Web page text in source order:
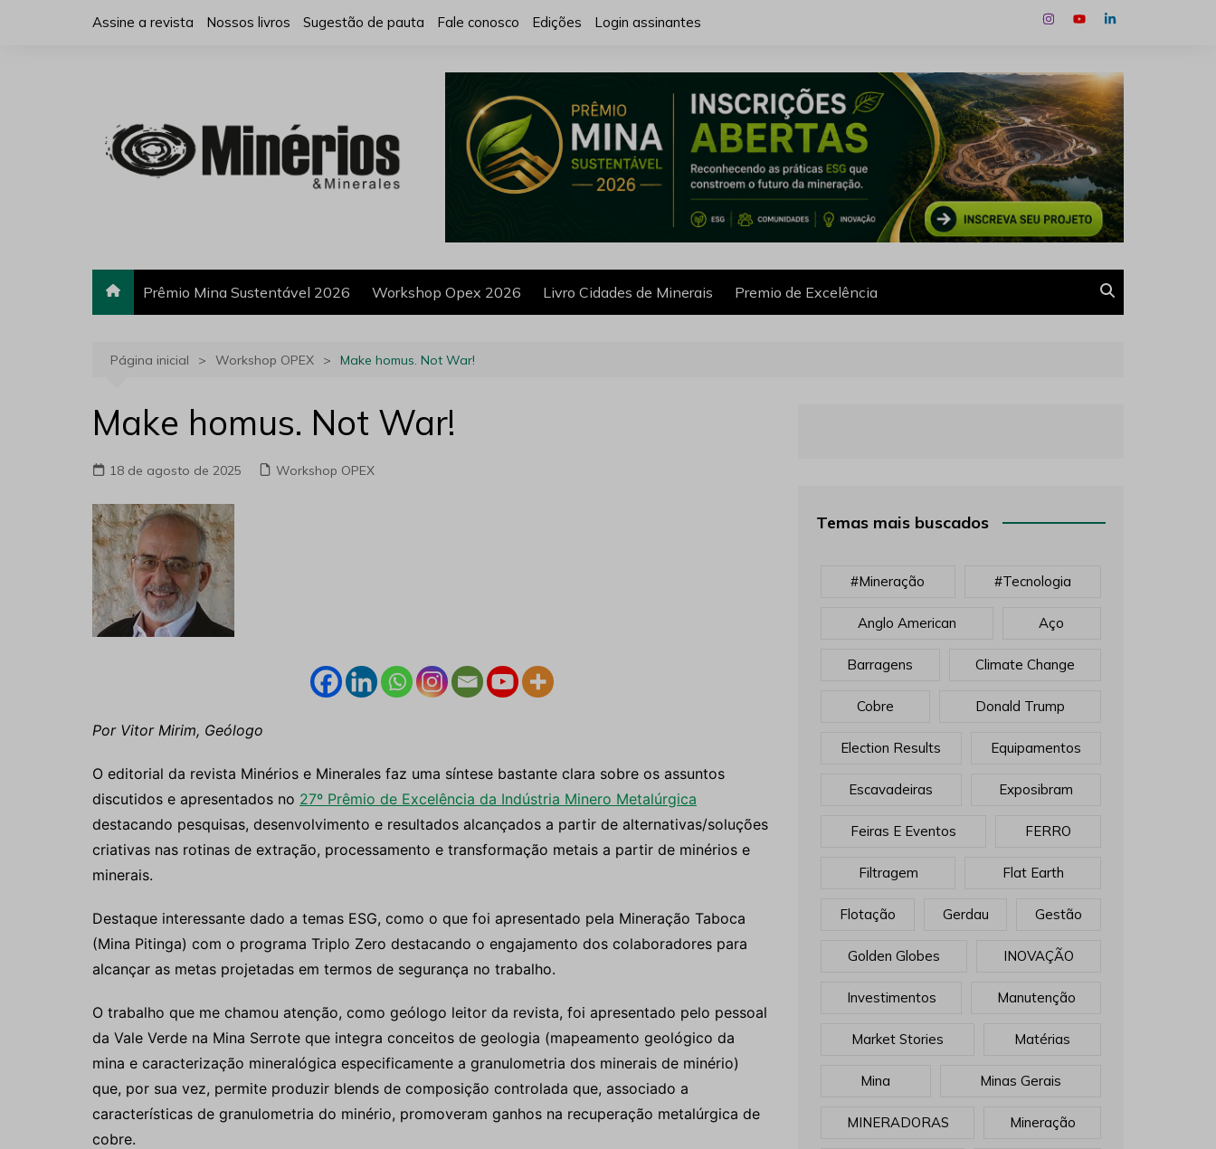
Assine a revista Nossos livros Sugestão de pauta Fale conosco Edições Login assinantes
Prêmio Mina Sustentável 2026 Workshop Opex 2026 Livro Cidades de Minerais Premio de Excelência
Página inicial Workshop OPEX Make homus. Not War!
Make homus. Not War!
18 de agosto de 2025 Workshop OPEX
Por Vitor Mirim, Geólogo
O editorial da revista Minérios e Minerales faz uma síntese bastante clara sobre os assuntos
discutidos e apresentados no 27º Prêmio de Excelência da Indústria Minero Metalúrgica
destacando pesquisas, desenvolvimento e resultados alcançados a partir de alternativas/soluções
criativas nas rotinas de extração, processamento e transformação metais a partir de minérios e
minerais.
Destaque interessante dado a temas ESG, como o que foi apresentado pela Mineração Taboca
(Mina Pitinga) com o programa Triplo Zero destacando o engajamento dos colaboradores para
alcançar as metas projetadas em termos de segurança no trabalho.
O trabalho que me chamou atenção, como geólogo leitor da revista, foi apresentado pelo pessoal
da Vale Verde na Mina Serrote que integra conceitos de geologia (mapeamento geológico da
mina e caracterização mineralógica especificamente a granulometria dos minerais de minério)
que, por sua vez, permite produzir blends de composição controlada que, associado a
características de granulometria do minério, promoveram ganhos na recuperação metalúrgica de
cobre.
Temas mais buscados
#mineração #tecnologia
Anglo American Aço
Barragens Climate Change
Cobre Donald Trump
Election Results Equipamentos
Escavadeiras Exposibram
Feiras E Eventos FERRO
Filtragem Flat Earth
Flotação Gerdau Gestão
Golden Globes INOVAÇÃO
Investimentos Manutenção
Market Stories Matérias
Mina Minas Gerais
MINERADORAS Mineração